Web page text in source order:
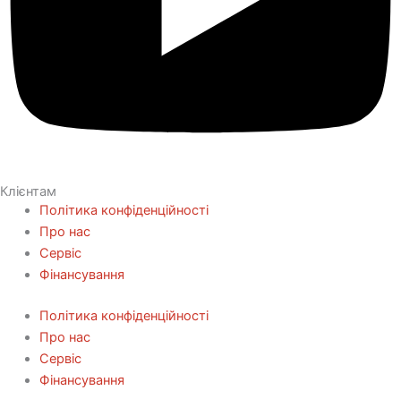
Клієнтам
Політика конфіденційності
Про нас
Сервіс
Фінансування
Політика конфіденційності
Про нас
Сервіс
Фінансування